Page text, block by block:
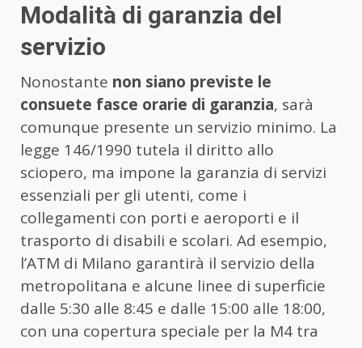
Modalità di garanzia del
servizio
Nonostante non siano previste le
consuete fasce orarie di garanzia, sarà
comunque presente un servizio minimo. La
legge 146/1990 tutela il diritto allo
sciopero, ma impone la garanzia di servizi
essenziali per gli utenti, come i
collegamenti con porti e aeroporti e il
trasporto di disabili e scolari. Ad esempio,
l’ATM di Milano garantirà il servizio della
metropolitana e alcune linee di superficie
dalle 5:30 alle 8:45 e dalle 15:00 alle 18:00,
con una copertura speciale per la M4 tra